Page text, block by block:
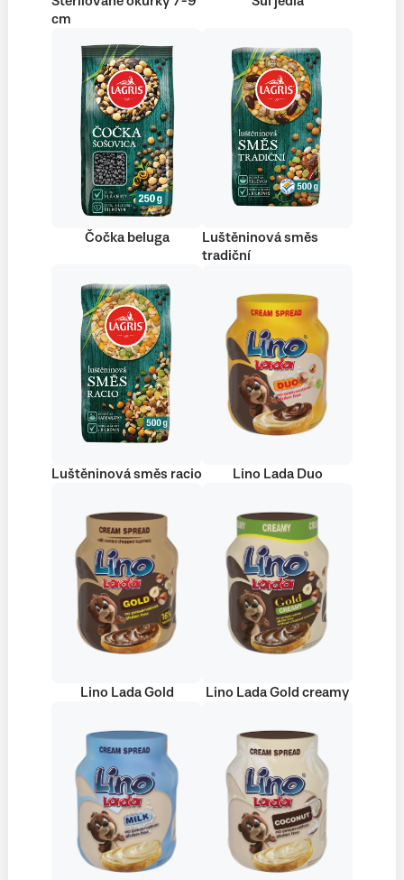
cm
Čočka beluga
Luštěninová směs
tradiční
Luštěninová směs racio Lino Lada Duo
Lino Lada Gold Lino Lada Gold creamy